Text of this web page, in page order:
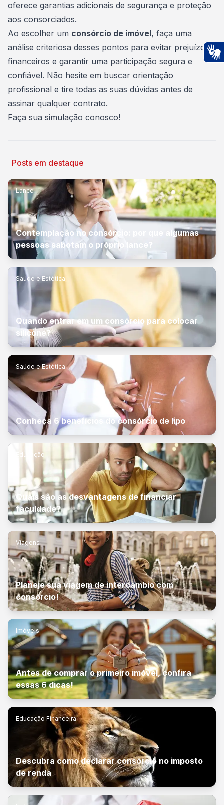
oferece garantias adicionais de segurança e proteção
aos consorciados.
Ao escolher um consórcio de imóvel, faça uma
análise criteriosa desses pontos para evitar prejuízos
financeiros e garantir uma participação segura e
confiável. Não hesite em buscar orientação
profissional e tire todas as suas dúvidas antes de
assinar qualquer contrato.
Faça sua simulação conosco!
Posts em destaque
Lance
Contemplação no consórcio: por que algumas
pessoas sabotam o próprio lance?
Saúde e Estética
Quando entrar em um consórcio para colocar
silicone?
Saúde e Estética
Conheça 6 benefícios do consórcio de lipo
Educação
Quais são as desvantagens de financiar
faculdade?
Viagens
Planeje sua viagem de intercâmbio com
consórcio!
Imóveis
Antes de comprar o primeiro imóvel, confira
essas 6 dicas!
Educação Financeira
Descubra como declarar consórcio no imposto
de renda